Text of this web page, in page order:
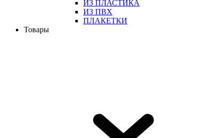
ИЗ ПЛАСТИКА
ИЗ ПВХ
ПЛАКЕТКИ
Товары